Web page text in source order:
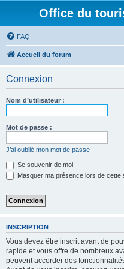
Office du
FAQ
Accueil du forum
Connexion
Nom d’utilisateur :
Mot de passe :
J’ai oublié mon mot de passe
Se souvenir de moi
Masquer ma présence lors de cette
INSCRIPTION
Vous devez être inscrit avant de
rapide et vous offre de nombreux
peuvent accorder des